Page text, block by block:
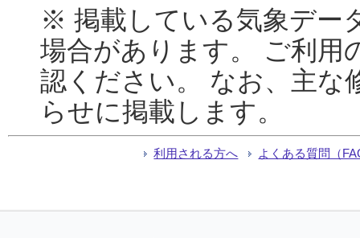
※ 掲載している気象デー
場合があります。 ご利用
認ください。 なお、主な
らせに掲載します。
利用される方へ よくある質問（